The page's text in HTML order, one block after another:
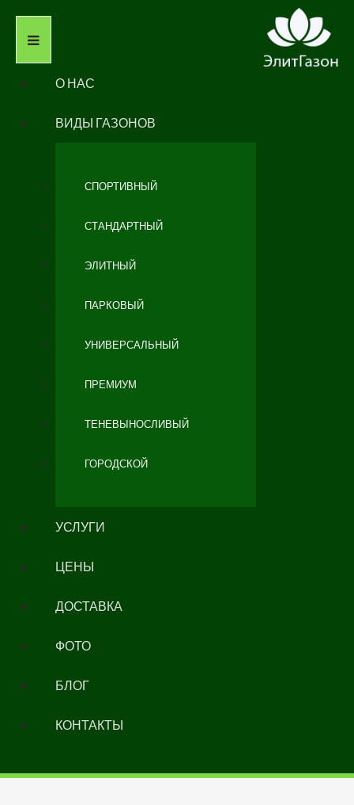
О НАС
ВИДЫ ГАЗОНОВ
СПОРТИВНЫЙ
СТАНДАРТНЫЙ
ЭЛИТНЫЙ
ПАРКОВЫЙ
УНИВЕРСАЛЬНЫЙ
ПРЕМИУМ
ТЕНЕВЫНОСЛИВЫЙ
ГОРОДСКОЙ
УСЛУГИ
ЦЕНЫ
ДОСТАВКА
ФОТО
БЛОГ
КОНТАКТЫ